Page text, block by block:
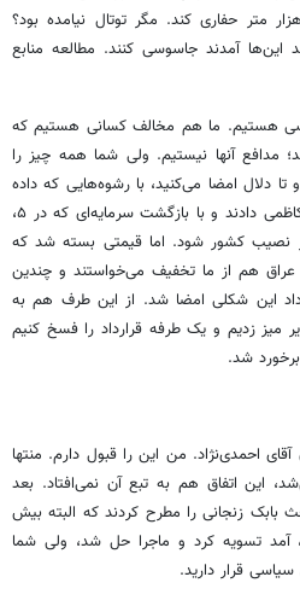
تکنولوژی شرکت توتال می‌تواند ۲ هزار متر حفاری کند. مگر توتال نیامده بود؟
آمدند جاسوسی کنند. مطالعه منابع
هستیم. ما هم مخالف کسانی هستیم که
مدافع آنها نیستیم. ولی شما همه چیز را
دلال امضا می‌کنید، با رشوه‌هایی که داده
می‌شود و با توضیحاتی که آقای میرکاظمی دادند و با بازگشت سرمایه‌ای که در ۵،
فقط ۴ میلیارد دلار نصیب کشور شود. اما قیمتی بسته شد که
عراق هم از ما تخفیف می‌خواستند و چندین
این شکلی امضا شد. از این طرف هم به
میز زدیم و یک طرفه قرارداد را فسخ کنیم
شد.
احمدی‌نژاد. من این را قبول دارم. منتها
این اتفاق هم به تبع آن نمی‌افتاد. بعد
بابک زنجانی را مطرح کردند که البته بیش
آمد تسویه کرد و ماجرا حل شد، ولی شما
قرار دارید.